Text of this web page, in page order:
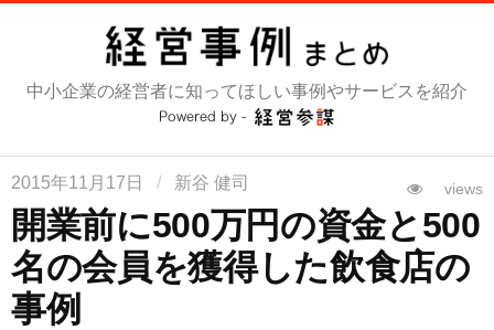
へ
ス
キ
ッ
プ
中小企業の経営者に知ってほしい事例やサービスを紹介
2015年11月17日 / 新谷 健司 views
開業前に500万円の資金と500
名の会員を獲得した飲食店の
事例